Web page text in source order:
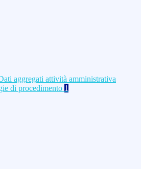
aggregati attività amministrativa
di procedimento 1